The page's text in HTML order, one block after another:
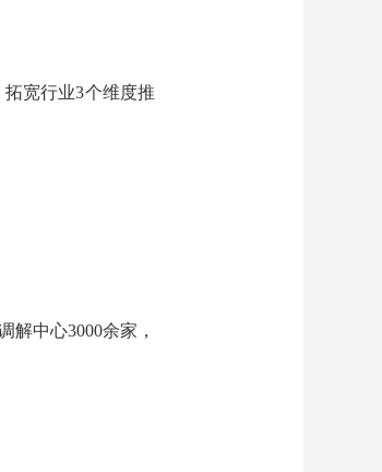
宽行业3个维度推
中心3000余家，